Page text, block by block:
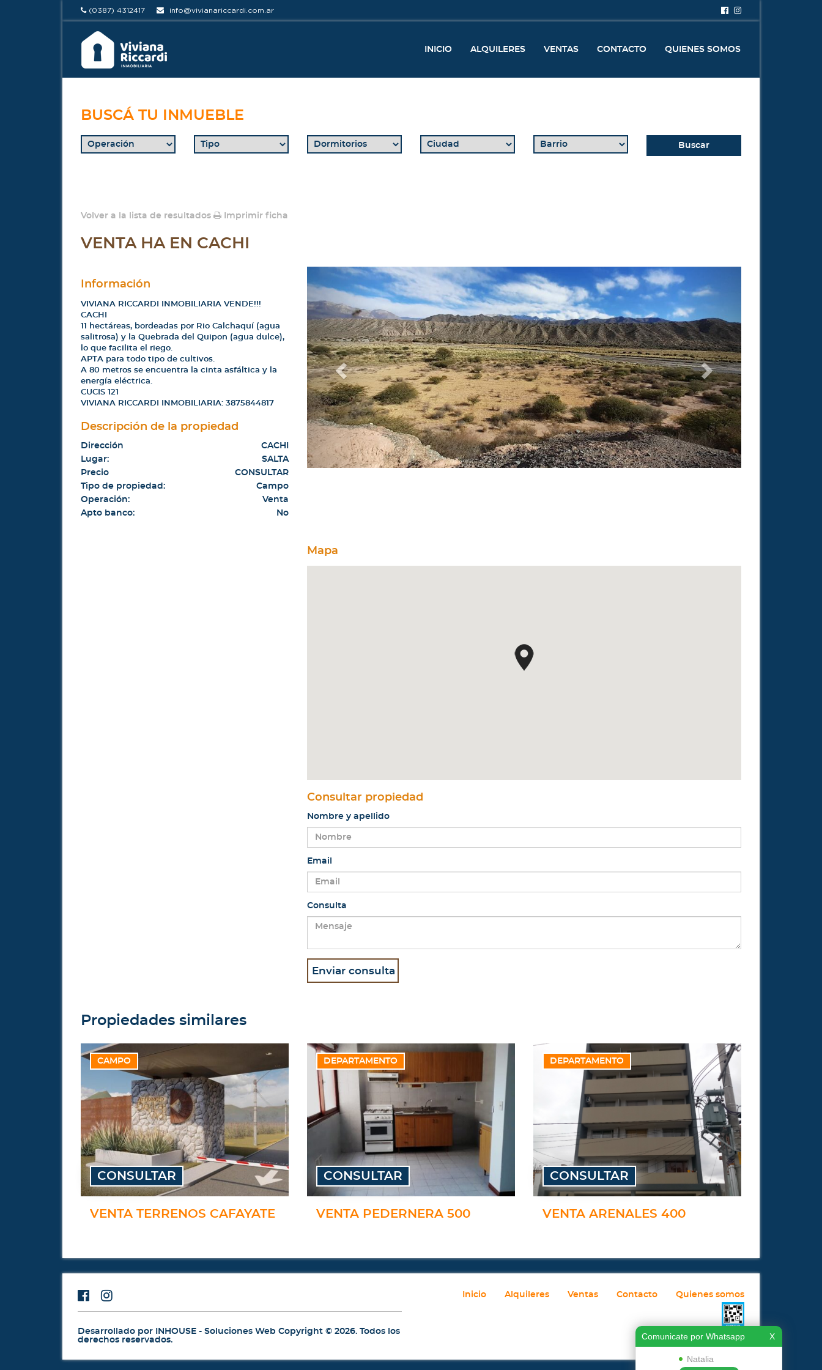
Comunicate por Whatsapp X
Natalia
(0387) 4312417 info@vivianariccardi.com.ar
INICIO ALQUILERES VENTAS CONTACTO QUIENES SOMOS
BUSCÁ TU INMUEBLE
Buscar
Volver a la lista de resultados Imprimir ficha
VENTA HA EN CACHI
Información
VIVIANA RICCARDI INMOBILIARIA VENDE!!!
CACHI
11 hectáreas, bordeadas por Rio Calchaquí (agua
salitrosa) y la Quebrada del Quipon (agua dulce),
lo que facilita el riego.
APTA para todo tipo de cultivos.
A 80 metros se encuentra la cinta asfáltica y la
energía eléctrica.
CUCIS 121
VIVIANA RICCARDI INMOBILIARIA: 3875844817
Descripción de la propiedad
Dirección
CACHI
Lugar:
SALTA
Precio
CONSULTAR
Tipo de propiedad:
Campo
Operación:
Venta
Apto banco:
No
Previous
Mapa
Consultar propiedad
Nombre y apellido
Email
Consulta
Propiedades similares
CAMPO
VENTA TERRENOS CAFAYATE
CONSULTAR
DEPARTAMENTO
VENTA PEDERNERA 500
CONSULTAR
DEPARTAMENTO
VENTA ARENALES 400
CONSULTAR
Inicio Alquileres Ventas Contacto Quienes somos
Desarrollado por INHOUSE - Soluciones Web Copyright © 2026. Todos los
derechos reservados.